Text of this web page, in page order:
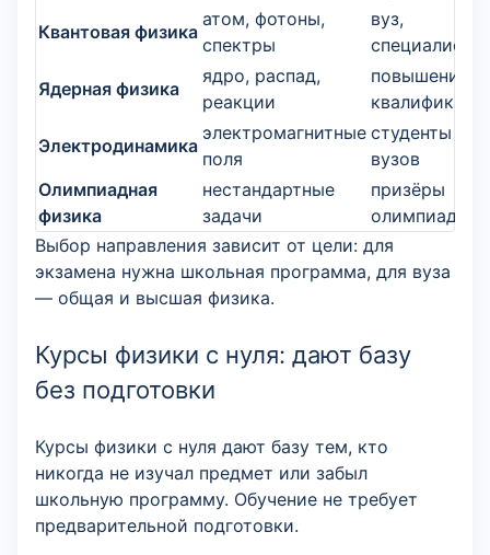
Квантовая физика
атом, фотоны,
спектры
вуз,
специалисты
Ядерная физика
ядро, распад,
реакции
повышение
Электродинамика
электромагнитные
поля
студенты
вузов
Олимпиадная
физика
нестандартные
задачи
призёры
олимпиад
Выбор направления зависит от цели: для
экзамена нужна школьная программа, для вуза
— общая и высшая физика.
Курсы физики с нуля: дают базу
без подготовки
Курсы физики с нуля дают базу тем, кто
никогда не изучал предмет или забыл
школьную программу. Обучение не требует
предварительной подготовки.